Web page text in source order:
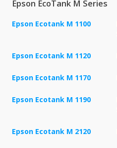
Epson EcoTank M Series
Epson Ecotank M 1100
Epson Ecotank M 1120
Epson Ecotank M 1170
Epson Ecotank M 1190
Epson Ecotank M 2120